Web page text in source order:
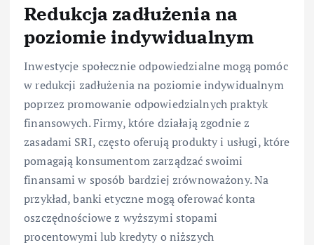
Redukcja zadłużenia na
poziomie indywidualnym
Inwestycje społecznie odpowiedzialne mogą pomóc
w redukcji zadłużenia na poziomie indywidualnym
poprzez promowanie odpowiedzialnych praktyk
finansowych. Firmy, które działają zgodnie z
zasadami SRI, często oferują produkty i usługi, które
pomagają konsumentom zarządzać swoimi
finansami w sposób bardziej zrównoważony. Na
przykład, banki etyczne mogą oferować konta
oszczędnościowe z wyższymi stopami
procentowymi lub kredyty o niższych